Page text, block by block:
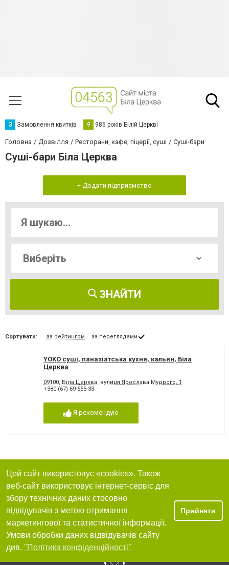
З Замовлення квитків 9 986 років Білій Церкві
Головна Дозвілля Ресторани, кафе, піцерії, суші Суші-бари
Суші-бари Біла Церква
+ Додати підприємство
ЗНАЙТИ
Сортувати: за рейтингом за переглядами
YOKO суші, паназіатська кухня, кальян, Біла
Церква
09100, Біла Церква, вулиця Ярослава Мудрого, 1
+380 (67) 69-555-33
Я рекомендую
Цей сайт використовує «cookies». Також
веб-сайт використовує інтернет-сервіс для
збору технічних даних стосовно
відвідувачів з метою отримання
маркетингової та статистичної інформації.
Умови обробки даних відвідувачів сайту
див. "Політика конфіденційності"
Прийняти